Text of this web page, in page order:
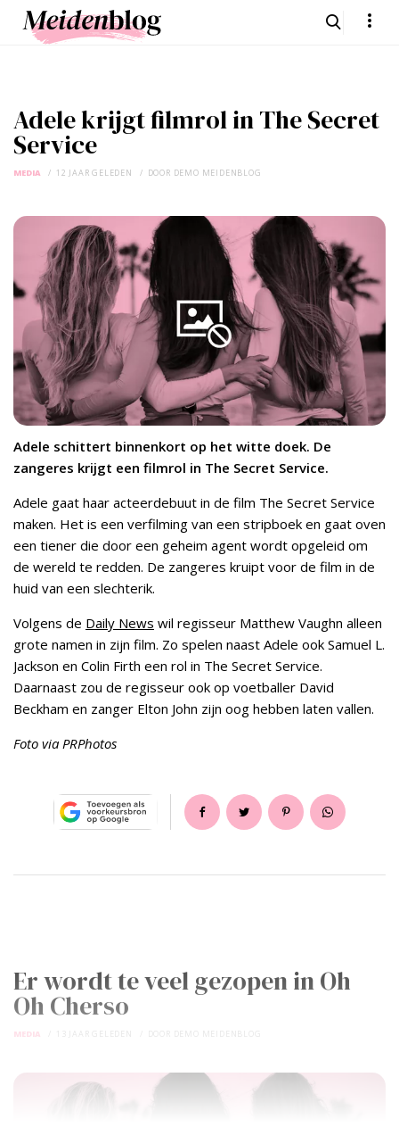
Adele krijgt filmrol in The Secret
Service
MEDIA 12 JAAR GELEDEN DOOR DEMO MEIDENBLOG
Adele schittert binnenkort op het witte doek. De
zangeres krijgt een filmrol in The Secret Service.
Adele gaat haar acteerdebuut in de film The Secret Service
maken. Het is een verfilming van een stripboek en gaat oven
een tiener die door een geheim agent wordt opgeleid om
de wereld te redden. De zangeres kruipt voor de film in de
huid van een slechterik.
Volgens de Daily News wil regisseur Matthew Vaughn alleen
grote namen in zijn film. Zo spelen naast Adele ook Samuel L.
Jackson en Colin Firth een rol in The Secret Service.
Daarnaast zou de regisseur ook op voetballer David
Beckham en zanger Elton John zijn oog hebben laten vallen.
Foto via PRPhotos
Er wordt te veel gezopen in Oh
Oh Cherso
MEDIA